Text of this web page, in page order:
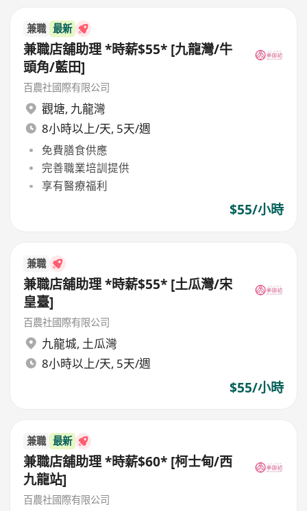
兼職 最新
兼職店舖助理 *時薪$55* [九龍灣/牛
頭角/藍田]
百農社國際有限公司
觀塘, 九龍灣
8小時以上/天, 5天/週
免費膳食供應
完善職業培訓提供
享有醫療福利
$55/小時
兼職
兼職店舖助理 *時薪$55* [土瓜灣/宋
皇臺]
百農社國際有限公司
九龍城, 土瓜灣
8小時以上/天, 5天/週
$55/小時
兼職 最新
兼職店舖助理 *時薪$60* [柯士甸/西
九龍站]
百農社國際有限公司